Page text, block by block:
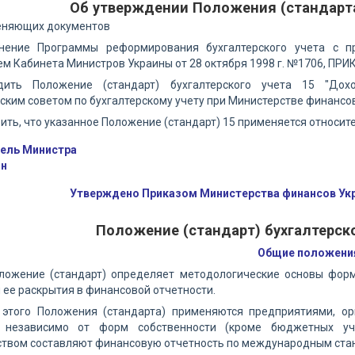
Об утверждении Положения
документов
Программы реформирования бухгалтерского учета с
Кабинета Министров Украины от 28 октября 1998 г. №1706,
Положение (стандарт) бухгалтерского учета 15
советом по бухгалтерскому учету при Министерстве
что указанное Положение (стандарт) 15 применяется
Министра
Утверждено Приказом Министерства финансов
Положение (стандарт)
Общие
(стандарт) определяет методологические основы
раскрытия в финансовой отчетности.
Положения (стандарта) применяются предприятиями,
независимо от форм собственности (кроме бюджетных
составляют финансовую отчетность по международным